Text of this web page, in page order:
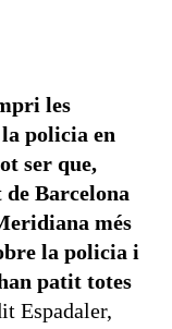
les
policia en
ser que,
Barcelona
més
la policia i
patit totes
Espadaler,